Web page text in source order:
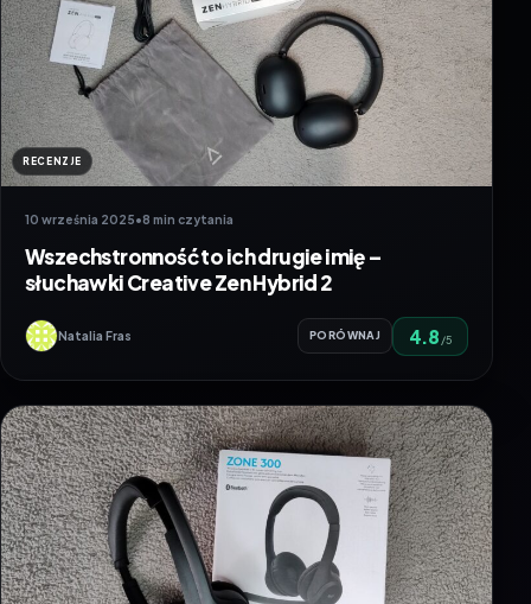
RECENZJE
10 września 2025•8 min czytania
Wszechstronność to ich drugie imię –
słuchawki Creative Zen Hybrid 2
Natalia Fras PORÓWNAJ 4.8 /5